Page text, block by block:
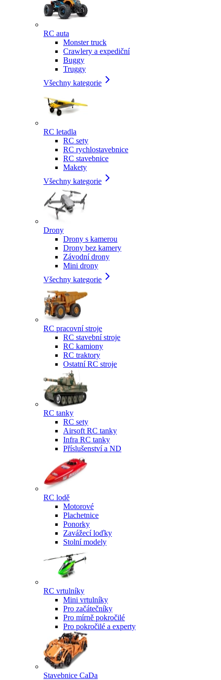
RC auta
Monster truck
Crawlery a expediční
Buggy
Truggy
Všechny kategorie
RC letadla
RC sety
RC rychlostavebnice
RC stavebnice
Makety
Všechny kategorie
Drony
Drony s kamerou
Drony bez kamery
Závodní drony
Mini drony
Všechny kategorie
RC pracovní stroje
RC stavební stroje
RC kamiony
RC traktory
Ostatní RC stroje
RC tanky
RC sety
Airsoft RC tanky
Infra RC tanky
Příslušenství a ND
RC lodě
Motorové
Plachetnice
Ponorky
Zavážecí loďky
Stolní modely
RC vrtulníky
Mini vrtulníky
Pro začátečníky
Pro mírně pokročilé
Pro pokročilé a experty
Stavebnice CaDa